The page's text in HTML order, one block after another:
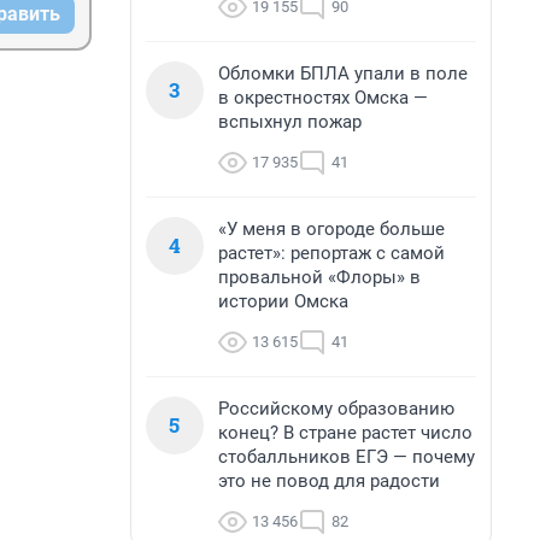
19 155 90
3
Обломки БПЛА упали в поле
в окрестностях Омска —
вспыхнул пожар
17 935 41
4
«У меня в огороде больше
растет»: репортаж с самой
провальной «Флоры» в
истории Омска
13 615 41
5
Российскому образованию
конец? В стране растет число
стобалльников ЕГЭ — почему
это не повод для радости
13 456 82